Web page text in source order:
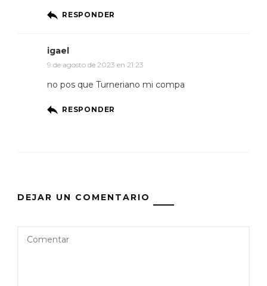
RESPONDER
igael
9 de agosto de 2023 en 21:23
no pos que Turneriano mi compa
RESPONDER
DEJAR UN COMENTARIO